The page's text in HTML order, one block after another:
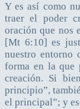
Y es así como
traer el poder
oración que nos
[Mt 6:10] es
nuestro entorno
forma en la que
creación. Si
principio”,
el principal”; y